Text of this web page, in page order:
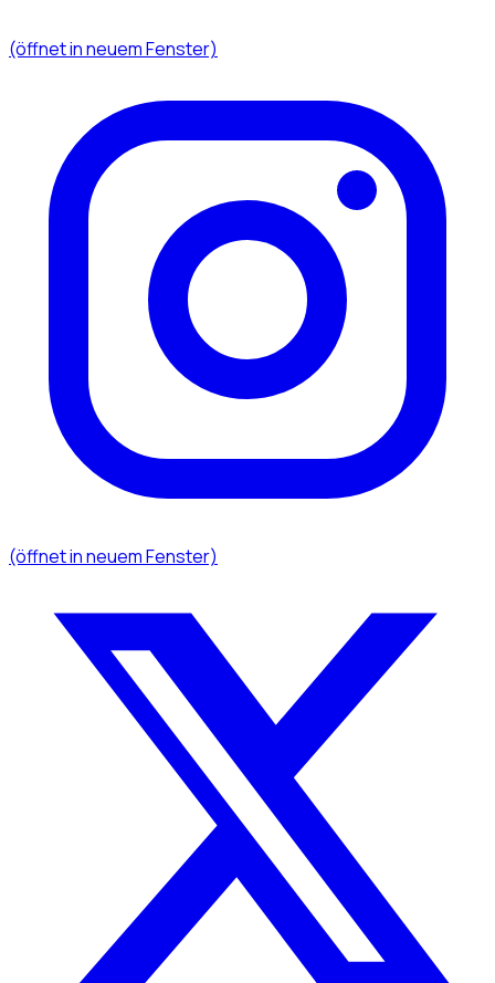
(öffnet in neuem Fenster)
(öffnet in neuem Fenster)